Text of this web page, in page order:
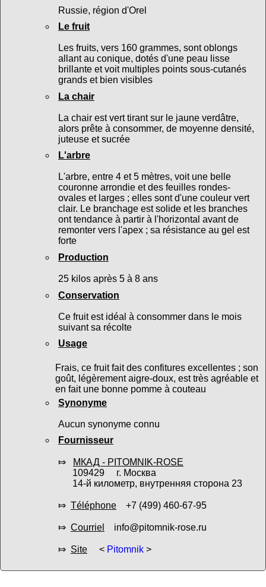
Russie, région d'Orel
Le fruit
Les fruits, vers 160 grammes, sont oblongs
allant au conique, dotés d'une peau lisse
brillante et voit multiples points sous-cutanés
grands et bien visibles
La chair
La chair est vert tirant sur le jaune verdâtre,
alors prête à consommer, de moyenne densité,
juteuse et sucrée
L'arbre
L'arbre, entre 4 et 5 mètres, voit une belle
couronne arrondie et des feuilles rondes-
ovales et larges ; elles sont d'une couleur vert
clair. Le branchage est solide et les branches
ont tendance à partir à l'horizontal avant de
remonter vers l'apex ; sa résistance au gel est
forte
Production
25 kilos après 5 à 8 ans
Conservation
Ce fruit est idéal à consommer dans le mois
suivant sa récolte
Usage
Frais, ce fruit fait des confitures excellentes ; son
goût, légèrement aigre-doux, est très agréable et
en fait une bonne pomme à couteau
Synonyme
Aucun synonyme connu
Fournisseur
⤇
МКАД - PITOMNIK-ROSE
109429 г. Москва
14-й километр, внутренняя сторона 23
⤇ Téléphone+7 (499) 460-67-95
⤇ Courriel info@pitomnik-rose.ru
⤇ Site< Pitomnik>